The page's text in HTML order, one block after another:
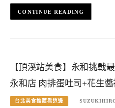
CONTINUE READING
【頂溪站美食】永和挑戰
永和店 肉排蛋吐司+花生
台北美食推薦看這邊